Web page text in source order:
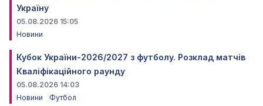
Україну
05.08.2026 15:05
Новини
Кубок України-2026/2027 з футболу. Розклад матчів
Кваліфікаційного раунду
05.08.2026 14:03
Новини
Футбол